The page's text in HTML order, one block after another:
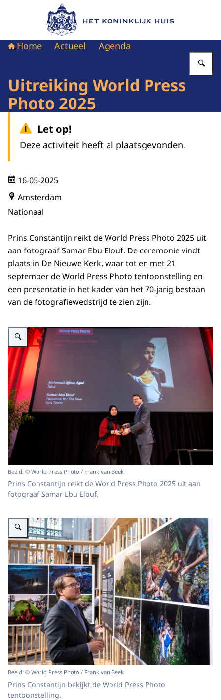
Naar de homepage van Het Koninklijk Huis
Home Actueel Agenda
Uitreiking World Press
Photo 2025
Let op!
Deze activiteit heeft al plaatsgevonden.
16-05-2025
Amsterdam
Nationaal
Prins Constantijn reikt de World Press Photo 2025 uit
aan fotograaf Samar Ebu Elouf. De ceremonie vindt
plaats in De Nieuwe Kerk, waar tot en met 21
september de World Press Photo tentoonstelling en
een presentatie in het kader van het 70-jarig bestaan
van de fotografiewedstrijd te zien zijn.
Vergroot afbeelding Prins Constantijn reikt World Press Photo 2025 uit
Beeld: © World Press Photo / Frank van Beek
Prins Constantijn reikt de World Press Photo 2025 uit aan
fotograaf Samar Ebu Elouf.
Vergroot afbeelding Prins Constantijn reikt World Press Photo 2025 uit
Beeld: © World Press Photo / Frank van Beek
Prins Constantijn bekijkt de World Press Photo
tentoonstelling.